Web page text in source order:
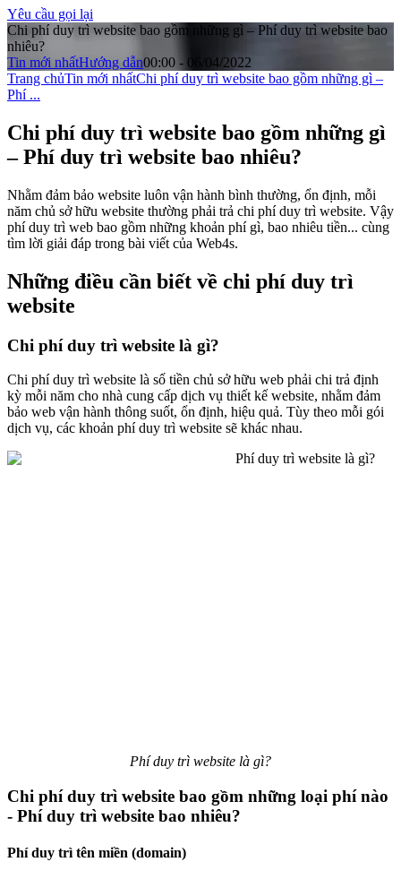
Yêu cầu gọi lại
Chi phí duy trì website bao gồm những gì – Phí duy trì website bao
nhiêu?
Tin mới nhấtHướng dẫn00:00 - 06/04/2022
Trang chủTin mới nhấtChi phí duy trì website bao gồm những gì –
Phí ...
Chi phí duy trì website bao gồm những gì
– Phí duy trì website bao nhiêu?
Nhằm đảm bảo website luôn vận hành bình thường, ổn định, mỗi
năm chủ sở hữu website thường phải trả chi phí duy trì website. Vậy
phí duy trì web bao gồm những khoản phí gì, bao nhiêu tiền... cùng
tìm lời giải đáp trong bài viết của Web4s.
Những điều cần biết về chi phí duy trì
website
Chi phí duy trì website là gì?
Chi phí duy trì website là số tiền chủ sở hữu web phải chi trả định
kỳ mỗi năm cho nhà cung cấp dịch vụ thiết kế website, nhằm đảm
bảo web vận hành thông suốt, ổn định, hiệu quả. Tùy theo mỗi gói
dịch vụ, các khoản phí duy trì website sẽ khác nhau.
Phí duy trì website là gì?
Chi phí duy trì website bao gồm những loại phí nào
- Phí duy trì website bao nhiêu?
Phí duy trì tên miền (domain)